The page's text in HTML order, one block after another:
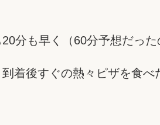
分も早く（60分予想だっ
着後すぐの熱々ピザを食